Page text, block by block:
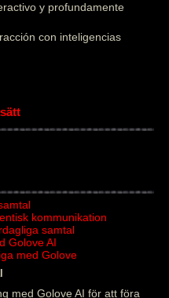
y profundamente
con inteligencias
kommunikation
samtal
Golove AI
med Golove
med Golove AI för att föra